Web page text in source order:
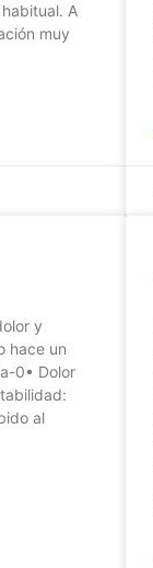
A
muy
y
hace un
0• Dolor
al